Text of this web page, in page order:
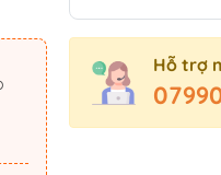
Sách Ôn
Xem thêm
Triển
Hỗ trợ